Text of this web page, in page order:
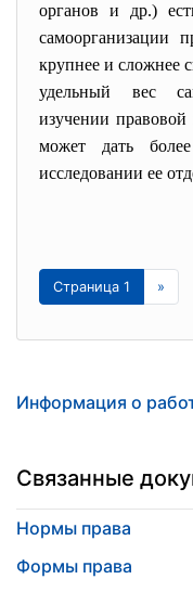
органов и др.)
самоорганизации
крупнее и сложнее
удельный вес
изучении правовой
может дать более
исследовании ее
Страница 1 »
Информация о
Связанные
Нормы права
Формы права